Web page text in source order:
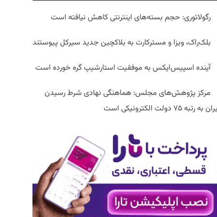
رگولاتوری: حجم بسته‌های اینترنتی کاهش نیافته است
بلک‌راک، ویزا و مسترکارت به بلاکچین جدید سیرکل پیوستند
آینده اسپیس‌ایکس به موفقیت استارشیپ گره خورده است
مرکز پژوهش‌های مجلس: هماهنگی نهادی شرط رسیدن
به رتبه ۷۵ دولت الکترونیکی است